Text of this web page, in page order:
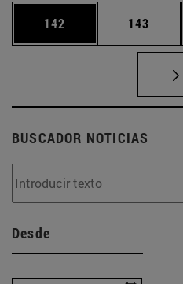
Página
142 Página
143
BUSCADOR NOTICIAS
Desde